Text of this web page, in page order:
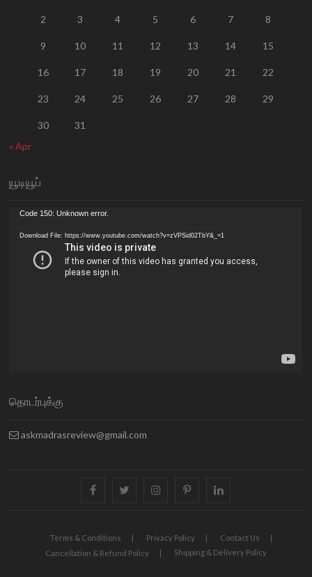
2 3 4 5 6 7 8
9 10 11 12 13 14 15
16 17 18 19 20 21 22
23 24 25 26 27 28 29
30
31
« Apr
யூடியூப்
Video
Code 150: Unknown error.
Download File: https://www.youtube.com/watch?v=zVPSid02TbY&_=1
தொடர்புக்கு
askmadrasreview@gmail.com
facebook twitter instagrampinterestlinkedin
Terms & Conditions Privacy Policy
Contact Us
Cancellation & Refund Policy
Shipping & Delivery Policy